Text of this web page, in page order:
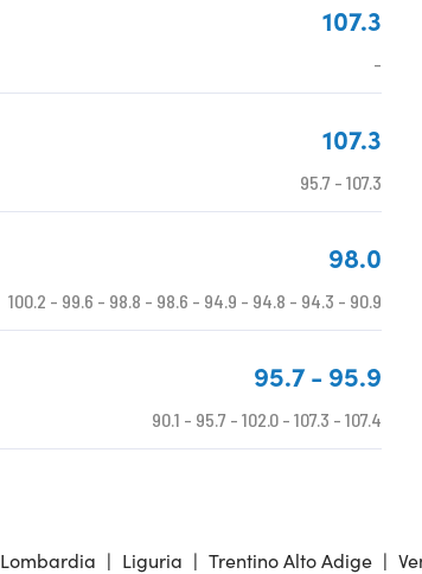
107.3
-
107.3
95.7 - 107.3
98.0
100.2 - 99.6 - 98.8 - 98.6 - 94.9 - 94.8 - 94.3 - 90.9
95.7 - 95.9
90.1 - 95.7 - 102.0 - 107.3 - 107.4
Lombardia | Liguria | Trentino Alto Adige |